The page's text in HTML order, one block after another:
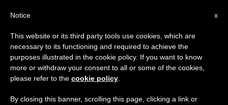
GIORNO
Dicembre 29th, 2013
x
Notice
This website or its third party tools use cookies, which are
necessary to its functioning and required to achieve the
purposes illustrated in the cookie policy. If you want to know
more or withdraw your consent to all or some of the cookies,
please refer to the cookie policy
By closing this banner, scrolling this page, clicking a link or